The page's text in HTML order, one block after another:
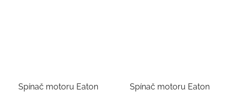
Spínač motoru Eaton
Spínač motoru Eaton